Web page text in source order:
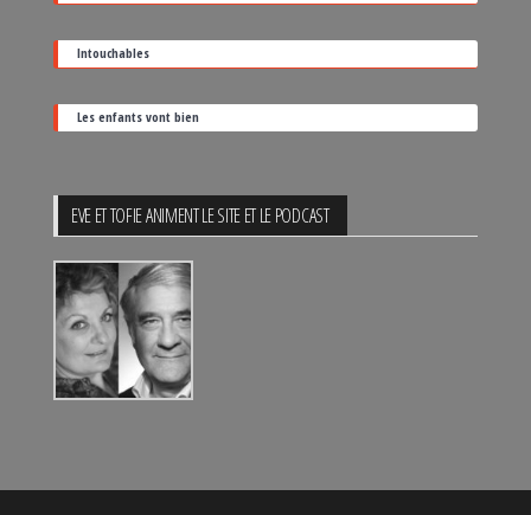
Intouchables
Les enfants vont bien
EVE ET TOFIE ANIMENT LE SITE ET LE PODCAST